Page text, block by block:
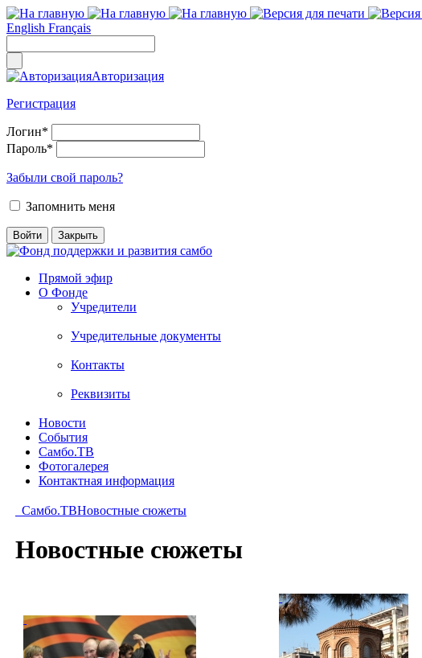
English Français
Авторизация
Регистрация
Логин*
Пароль*
Забыли свой пароль?
Запомнить меня
Прямой эфир
О Фонде
Учредители
Учредительные документы
Контакты
Реквизиты
Новости
События
Самбо.ТВ
Фотогалерея
Контактная информация
Самбо.ТВНовостные сюжеты
Новостные сюжеты